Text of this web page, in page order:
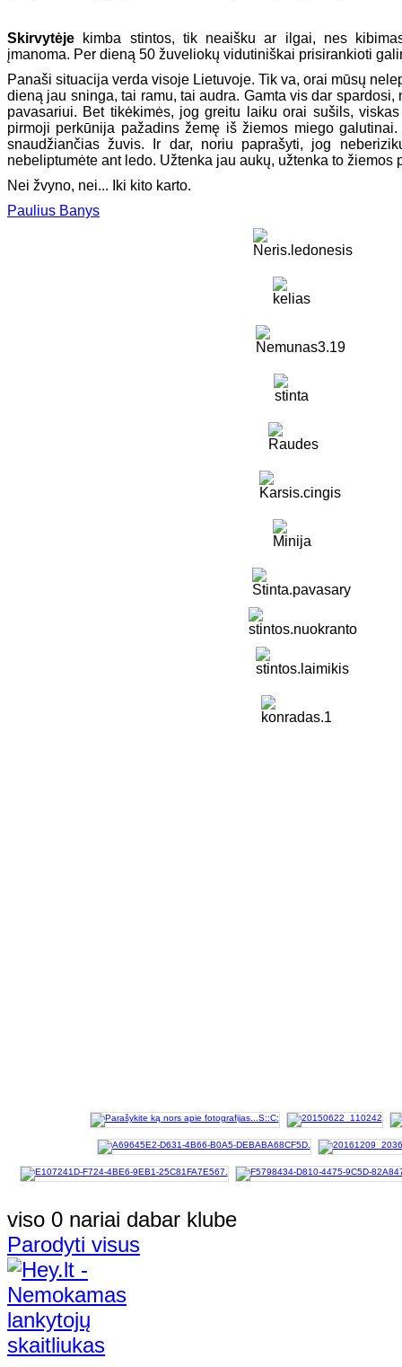
Skirvytėje kimba stintos, tik neaišku ar ilgai, nes
įmanoma. Per dieną 50 žuveliokų vidutiniškai prisirankioti
Panaši situacija verda visoje Lietuvoje. Tik va, orai mūsų
dieną jau sninga, tai ramu, tai audra. Gamta vis dar
pavasariui. Bet tikėkimės, jog greitu laiku orai sušils,
pirmoji perkūnija pažadins žemę iš žiemos miego
snaudžiančias žuvis. Ir dar, noriu paprašyti, jog
nebeliptumėte ant ledo. Užtenka jau aukų, užtenka to žiemos
Nei žvyno, nei... Iki kito karto.
Paulius Banys
viso 0 nariai dabar klube
Parodyti visus